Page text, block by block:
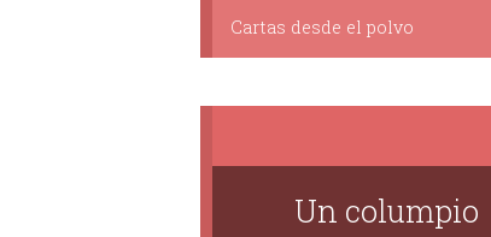
Cartas desde el polvo
Un columpio